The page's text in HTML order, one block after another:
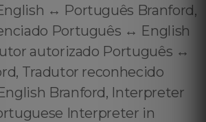
↔️ Português Branford,
Português ↔️ English
autorizado Português ↔️
Tradutor reconhecido
Branford, Interpreter
Interpreter in